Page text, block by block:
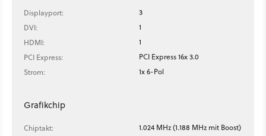
Displayport:
3
DVI:
1
HDMI:
1
PCI Express:
PCI Express 16x 3.0
Strom:
1x 6-Pol
Grafikchip
Chiptakt:
1.024 MHz (1.188 MHz mit Boost)